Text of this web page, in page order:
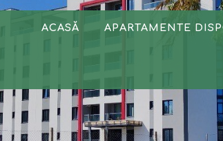
ACASĂ APARTAMENTE